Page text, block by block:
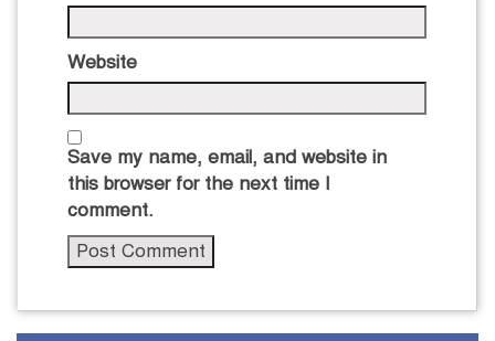
Website
Save my name, email, and website in
this browser for the next time I
comment.